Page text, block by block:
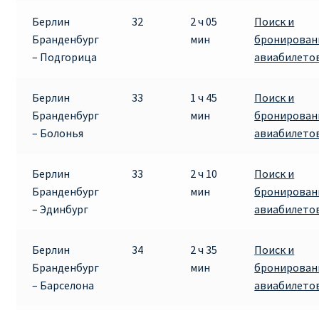
Берлин
Бранденбург
– Подгорица
32
2 ч 05
мин
Поиск и
Берлин
Бранденбург
– Болонья
33
1 ч 45
мин
Поиск и
Берлин
Бранденбург
– Эдинбург
33
2 ч 10
мин
Поиск и
Берлин
Бранденбург
– Барселона
34
2 ч 35
мин
Поиск и